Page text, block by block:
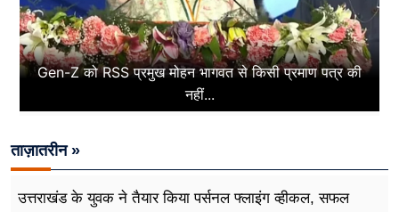
Gen-Z को RSS प्रमुख मोहन भागवत से किसी प्रमाण पत्र की
नहीं...
ताज़ातरीन »
उत्तराखंड के युवक ने तैयार किया पर्सनल फ्लाइंग व्हीकल, सफल